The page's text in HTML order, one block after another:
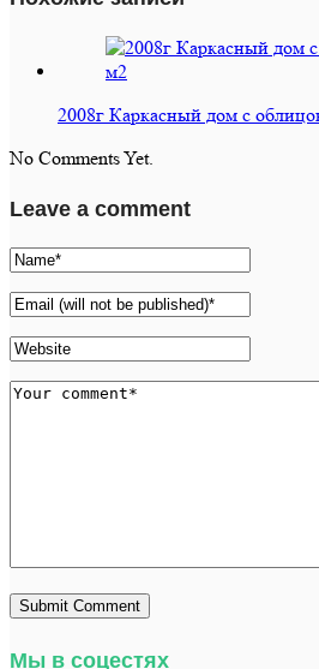
2008г Каркасный дом с
No Comments Yet.
Leave a comment
Мы в соцестях